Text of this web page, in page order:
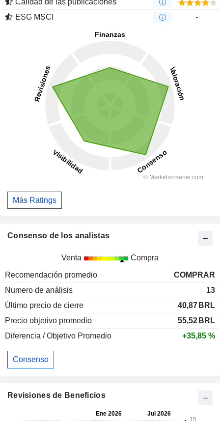
Calidad de las publicaciones
ESG MSCI
-
Más Ratings
Consenso de los analistas
Venta Compra
Recomendación promedio
COMPRAR
Numero de análisis
13
Último precio de cierre
40,87 BRL
Precio objetivo promedio
55,52 BRL
Diferencia / Objetivo Promedio
+35,85 %
Consenso
Revisiones de Beneficios